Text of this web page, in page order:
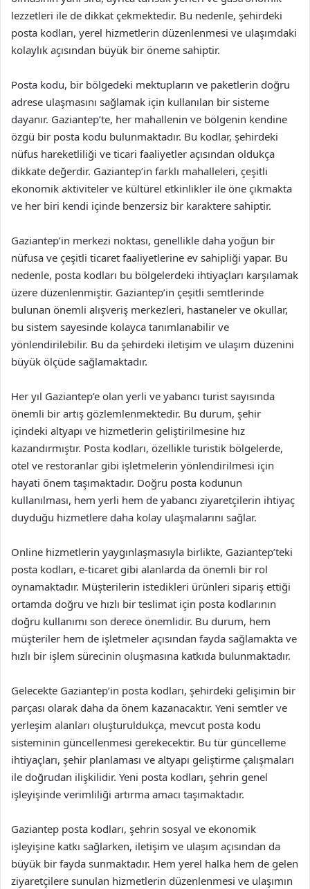
lezzetleri ile de dikkat çekmektedir. Bu nedenle, şehirdeki
posta kodları, yerel hizmetlerin düzenlenmesi ve ulaşımdaki
kolaylık açısından büyük bir öneme sahiptir.
Posta kodu, bir bölgedeki mektupların ve paketlerin doğru
adrese ulaşmasını sağlamak için kullanılan bir sisteme
dayanır. Gaziantep’te, her mahallenin ve bölgenin kendine
özgü bir posta kodu bulunmaktadır. Bu kodlar, şehirdeki
nüfus hareketliliği ve ticari faaliyetler açısından oldukça
dikkate değerdir. Gaziantep’in farklı mahalleleri, çeşitli
ekonomik aktiviteler ve kültürel etkinlikler ile öne çıkmakta
ve her biri kendi içinde benzersiz bir karaktere sahiptir.
Gaziantep’in merkezi noktası, genellikle daha yoğun bir
nüfusa ve çeşitli ticaret faaliyetlerine ev sahipliği yapar. Bu
nedenle, posta kodları bu bölgelerdeki ihtiyaçları karşılamak
üzere düzenlenmiştir. Gaziantep’in çeşitli semtlerinde
bulunan önemli alışveriş merkezleri, hastaneler ve okullar,
bu sistem sayesinde kolayca tanımlanabilir ve
yönlendirilebilir. Bu da şehirdeki iletişim ve ulaşım düzenini
büyük ölçüde sağlamaktadır.
Her yıl Gaziantep’e olan yerli ve yabancı turist sayısında
önemli bir artış gözlemlenmektedir. Bu durum, şehir
içindeki altyapı ve hizmetlerin geliştirilmesine hız
kazandırmıştır. Posta kodları, özellikle turistik bölgelerde,
otel ve restoranlar gibi işletmelerin yönlendirilmesi için
hayati önem taşımaktadır. Doğru posta kodunun
kullanılması, hem yerli hem de yabancı ziyaretçilerin ihtiyaç
duyduğu hizmetlere daha kolay ulaşmalarını sağlar.
Online hizmetlerin yaygınlaşmasıyla birlikte, Gaziantep’teki
posta kodları, e-ticaret gibi alanlarda da önemli bir rol
oynamaktadır. Müşterilerin istedikleri ürünleri sipariş ettiği
ortamda doğru ve hızlı bir teslimat için posta kodlarının
doğru kullanımı son derece önemlidir. Bu durum, hem
müşteriler hem de işletmeler açısından fayda sağlamakta ve
hızlı bir işlem sürecinin oluşmasına katkıda bulunmaktadır.
Gelecekte Gaziantep’in posta kodları, şehirdeki gelişimin bir
parçası olarak daha da önem kazanacaktır. Yeni semtler ve
yerleşim alanları oluşturuldukça, mevcut posta kodu
sisteminin güncellenmesi gerekecektir. Bu tür güncelleme
ihtiyaçları, şehir planlaması ve altyapı geliştirme çalışmaları
ile doğrudan ilişkilidir. Yeni posta kodları, şehrin genel
işleyişinde verimliliği artırma amacı taşımaktadır.
Gaziantep posta kodları, şehrin sosyal ve ekonomik
işleyişine katkı sağlarken, iletişim ve ulaşım açısından da
büyük bir fayda sunmaktadır. Hem yerel halka hem de gelen
ziyaretçilere sunulan hizmetlerin düzenlenmesi ve ulaşımın